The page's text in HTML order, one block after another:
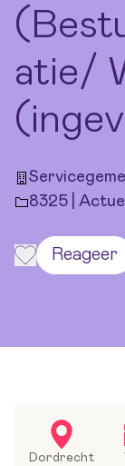
atie/
8325 |
Reageer
Dordrecht